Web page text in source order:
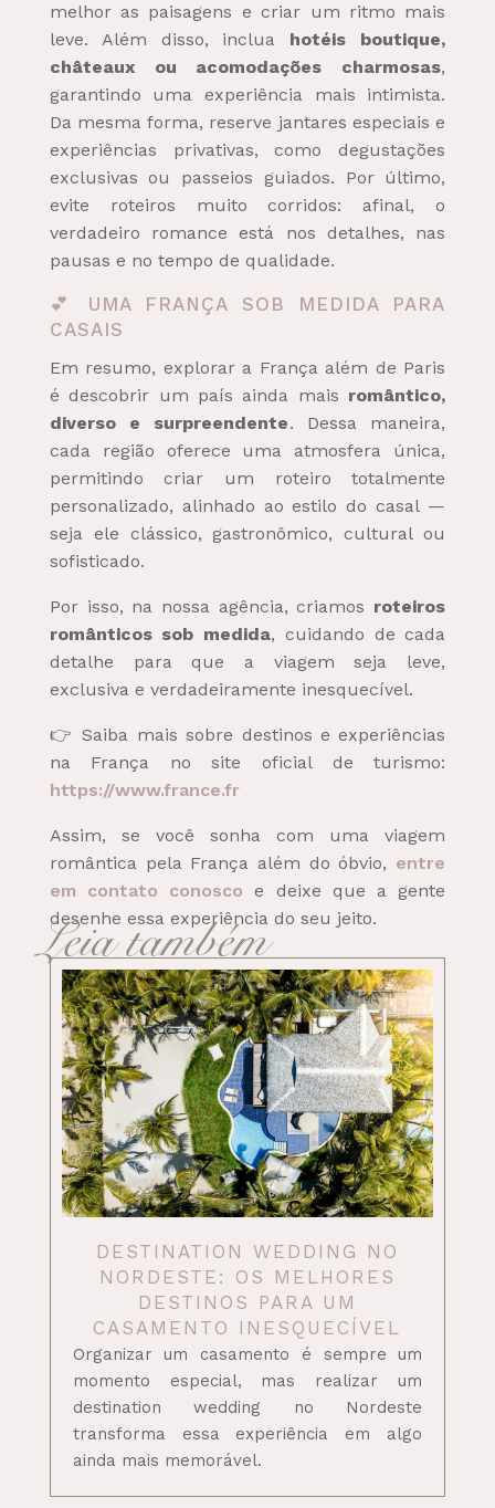
melhor as paisagens e criar um ritmo mais
leve. Além disso, inclua hotéis boutique,
châteaux ou acomodações charmosas,
garantindo uma experiência mais intimista.
Da mesma forma, reserve jantares especiais e
experiências privativas, como degustações
exclusivas ou passeios guiados. Por último,
evite roteiros muito corridos: afinal, o
verdadeiro romance está nos detalhes, nas
pausas e no tempo de qualidade.
💕 UMA FRANÇA SOB MEDIDA PARA
CASAIS
Em resumo, explorar a França além de Paris
é descobrir um país ainda mais romântico,
diverso e surpreendente. Dessa maneira,
cada região oferece uma atmosfera única,
permitindo criar um roteiro totalmente
personalizado, alinhado ao estilo do casal —
seja ele clássico, gastronômico, cultural ou
sofisticado.
Por isso, na nossa agência, criamos roteiros
românticos sob medida, cuidando de cada
detalhe para que a viagem seja leve,
exclusiva e verdadeiramente inesquecível.
👉 Saiba mais sobre destinos e experiências
na França no site oficial de turismo:
https://www.france.fr
Assim, se você sonha com uma viagem
romântica pela França além do óbvio, entre
em contato conoscoe deixe que a gente
desenhe essa experiência do seu jeito.
Leia também
DESTINATION WEDDING NO
NORDESTE: OS MELHORES
DESTINOS PARA UM
CASAMENTO INESQUECÍVEL
Organizar um casamento é sempre um
momento especial, mas realizar um
destination wedding no Nordeste
transforma essa experiência em algo
ainda mais memorável.